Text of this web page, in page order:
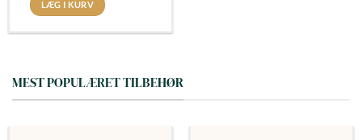
LÆG I KURV
MEST POPULÆRET TILBEHØR